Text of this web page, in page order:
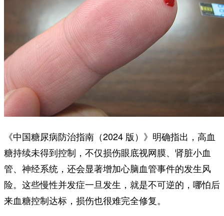
《中国糖尿病防治指南（2024 版）》明确指出，高血
糖持续未得到控制，不仅损伤眼底视网膜、肾脏小血
管、神经系统，还会显著增加心脑血管事件的发生风
险。这些慢性并发症一旦发生，就是不可逆的，哪怕后
来血糖控制达标，损伤也很难完全修复。